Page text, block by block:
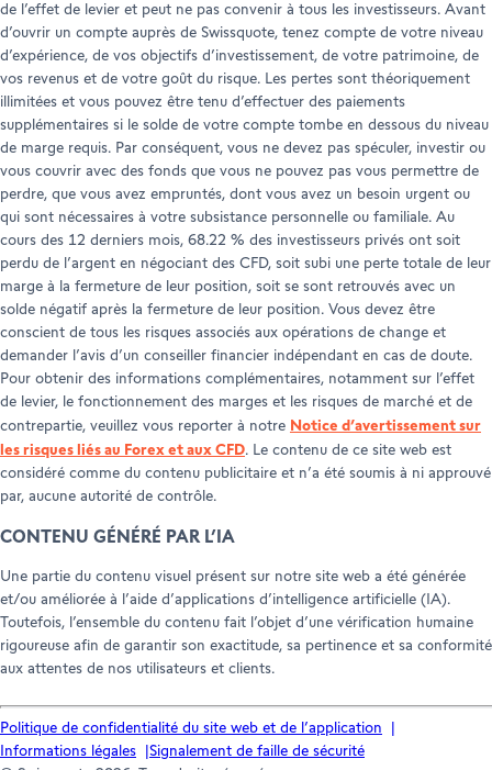
de l’effet de levier et peut ne pas convenir à tous les investisseurs. Avant
d’ouvrir un compte auprès de Swissquote, tenez compte de votre niveau
d’expérience, de vos objectifs d’investissement, de votre patrimoine, de
vos revenus et de votre goût du risque. Les pertes sont théoriquement
illimitées et vous pouvez être tenu d’effectuer des paiements
supplémentaires si le solde de votre compte tombe en dessous du niveau
de marge requis. Par conséquent, vous ne devez pas spéculer, investir ou
vous couvrir avec des fonds que vous ne pouvez pas vous permettre de
perdre, que vous avez empruntés, dont vous avez un besoin urgent ou
qui sont nécessaires à votre subsistance personnelle ou familiale. Au
cours des 12 derniers mois, 68.22 % des investisseurs privés ont soit
perdu de l’argent en négociant des CFD, soit subi une perte totale de leur
marge à la fermeture de leur position, soit se sont retrouvés avec un
solde négatif après la fermeture de leur position. Vous devez être
conscient de tous les risques associés aux opérations de change et
demander l’avis d’un conseiller financier indépendant en cas de doute.
Pour obtenir des informations complémentaires, notamment sur l’effet
de levier, le fonctionnement des marges et les risques de marché et de
contrepartie, veuillez vous reporter à notre Notice d’avertissement sur
les risques liés au Forex et aux CFD. Le contenu de ce site web est
considéré comme du contenu publicitaire et n’a été soumis à ni approuvé
par, aucune autorité de contrôle.
CONTENU GÉNÉRÉ PAR L’IA
Une partie du contenu visuel présent sur notre site web a été générée
et/ou améliorée à l’aide d’applications d’intelligence artificielle (IA).
Toutefois, l’ensemble du contenu fait l’objet d’une vérification humaine
rigoureuse afin de garantir son exactitude, sa pertinence et sa conformité
aux attentes de nos utilisateurs et clients.
Politique de confidentialité du site web et de l’application
Informations légales
Signalement de faille de sécurité